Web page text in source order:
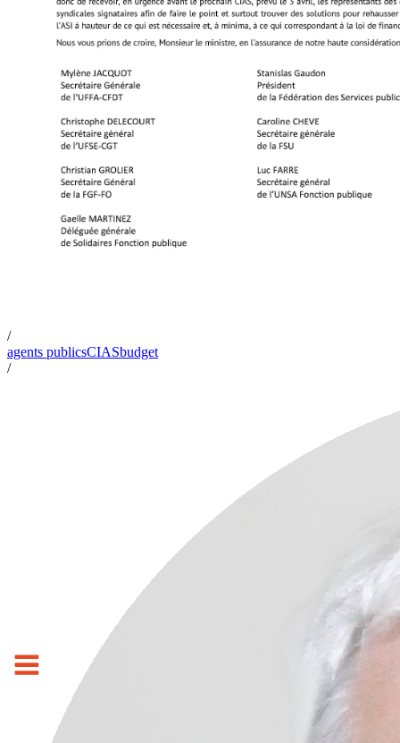
/
agents publicsCIASbudget
/